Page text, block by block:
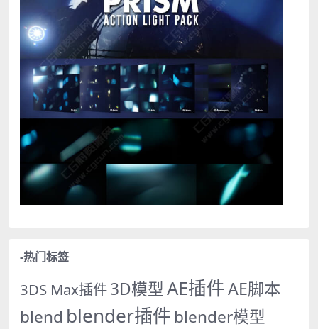
-热门标签
3DS Max插件3D模型AE插件AE脚本
blend blender插件 blender模型